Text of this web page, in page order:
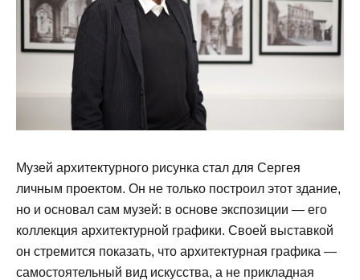
Музей архитектурного рисунка стал для Сергея
личным проектом. Он не только построил этот здание,
но и основал сам музей: в основе экспозиции — его
коллекция архитектурной графики. Своей выставкой
он стремится показать, что архитектурная графика —
самостоятельный вид искусства, а не прикладная